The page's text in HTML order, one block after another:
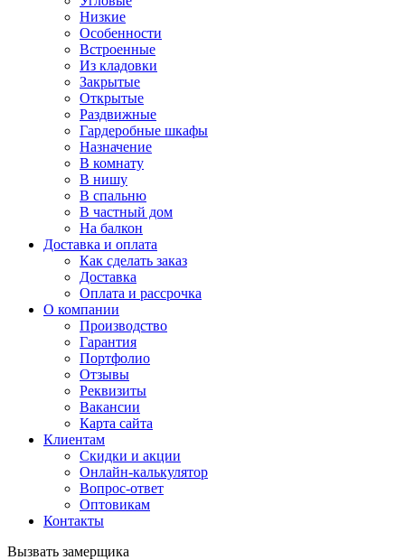
Низкие
Особенности
Встроенные
Из кладовки
Закрытые
Открытые
Раздвижные
Гардеробные шкафы
Назначение
В комнату
В нишу
В спальню
В частный дом
На балкон
Доставка и оплата
Как сделать заказ
Доставка
Оплата и рассрочка
О компании
Производство
Гарантия
Портфолио
Отзывы
Реквизиты
Вакансии
Карта сайта
Клиентам
Скидки и акции
Онлайн-калькулятор
Вопрос-ответ
Оптовикам
Контакты
Вызвать замерщика